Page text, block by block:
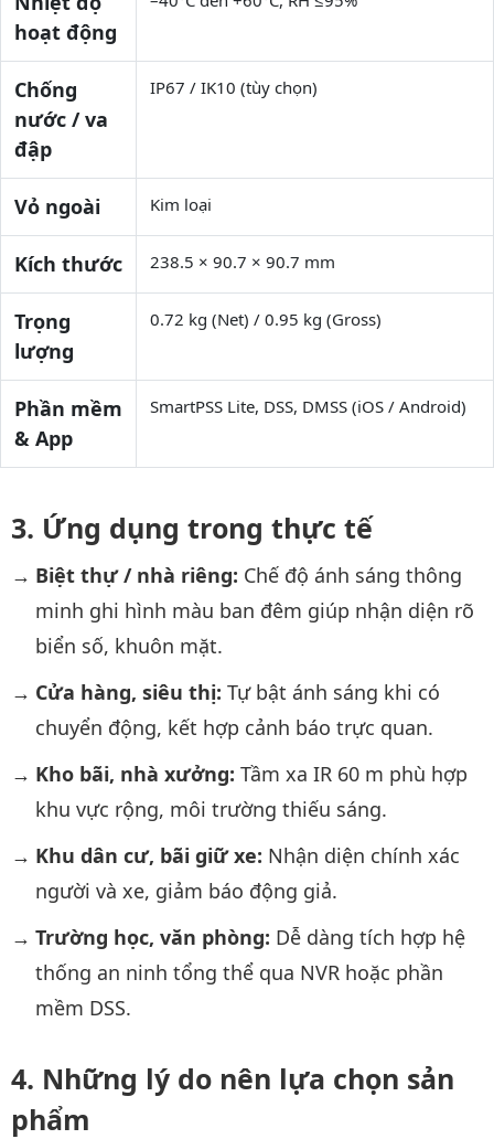
hoạt động
Chống
nước / va
đập
IP67 / IK10 (tùy chọn)
Vỏ ngoài Kim loại
Kích thước 238.5 × 90.7 × 90.7 mm
Trọng
lượng
0.72 kg (Net) / 0.95 kg (Gross)
Phần mềm
& App
SmartPSS Lite, DSS, DMSS (iOS / Android)
Ứng dụng trong thực tế
Biệt thự / nhà riêng: Chế độ ánh sáng thông
minh ghi hình màu ban đêm giúp nhận diện rõ
biển số, khuôn mặt.
Cửa hàng, siêu thị: Tự bật ánh sáng khi có
chuyển động, kết hợp cảnh báo trực quan.
Kho bãi, nhà xưởng: Tầm xa IR 60 m phù hợp
khu vực rộng, môi trường thiếu sáng.
Khu dân cư, bãi giữ xe: Nhận diện chính xác
người và xe, giảm báo động giả.
Trường học, văn phòng: Dễ dàng tích hợp hệ
thống an ninh tổng thể qua NVR hoặc phần
mềm DSS.
Những lý do nên lựa chọn sản
phẩm